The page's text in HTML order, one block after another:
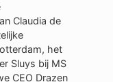
Claudia de
het
Sluys bij MS
CEO Drazen